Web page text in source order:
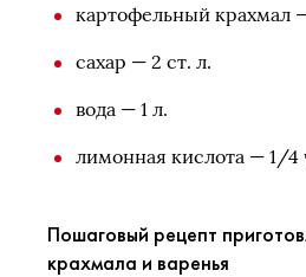
картофельный крахмал
сахар — 2 ст. л.
вода — 1 л.
лимонная кислота — 1/4
Пошаговый рецепт
крахмала и варенья